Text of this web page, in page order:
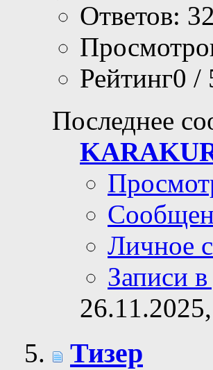
Ответов: 32
Рейтинг0 /
Последнее
Личное
Записи
26.11.2025,
Тизер